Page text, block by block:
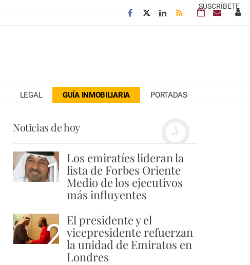
SUSCRÍBETE
LEGAL GUÍA INMOBILIARIA PORTADAS
Noticias de hoy
1 Los emiratíes lideran la
lista de Forbes Oriente
Medio de los ejecutivos
más influyentes
2 El presidente y el
vicepresidente refuerzan
la unidad de Emiratos en
Londres